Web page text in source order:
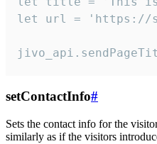
let url = 'https://
setContactInfo#
Sets the contact info for the
similarly as if the visitors